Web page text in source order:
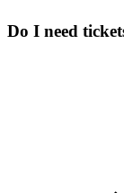
Do I need